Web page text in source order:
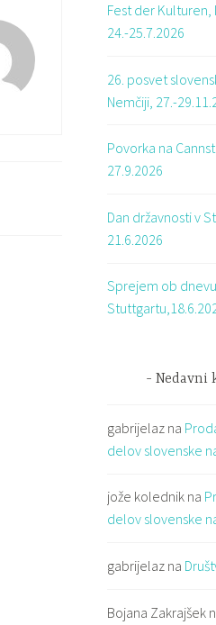
Fest der Kulturen,
24.-25.7.2026
26. posvet
Nemčiji, 27.-
Povorka na
27.9.2026
Dan državnosti v
21.6.2026
Sprejem ob
Nedavni
gabrijelaz na
delov slovenske
jože kolednik na
delov slovenske
gabrijelaz na
Bojana Zakrajšek